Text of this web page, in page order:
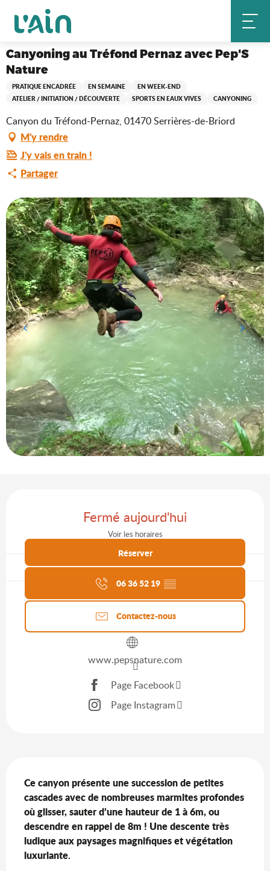
contenu
principal
Accueil Canyoning au Tréfond Pernaz avec Pep'S Nature
Canyoning au Tréfond Pernaz avec Pep'S
Nature
PRATIQUE ENCADRÉE EN SEMAINE
EN WEEK-END
ATELIER / INITIATION / DÉCOUVERTE
SPORTS EN EAUX VIVES CANYONING
Canyon du Tréfond-Pernaz, 01470 Serrières-de-Briord
M'y rendre
J'y vais en train !
Partager
Fermé aujourd'hui
Voir les horaires
Réserver
Agenda du moment
06 36 52 19 ▒▒
Contactez-nous
www.pepsnature.com
Page Facebook
Page Instagram
Ce canyon présente une succession de petites
cascades avec de nombreuses marmites profondes
où glisser, sauter d’une hauteur de 1 à 6m, ou
descendre en rappel de 8m ! Une descente très
ludique aux paysages magnifiques et végétation
luxuriante.